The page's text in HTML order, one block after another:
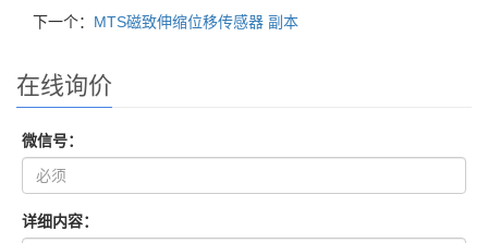
下一个： MTS磁致伸缩位移传感器 副本
在线询价
微信号：
详细内容：